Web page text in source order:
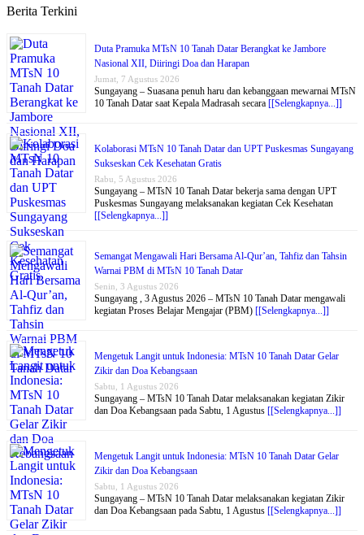
Berita Terkini
Duta Pramuka MTsN 10 Tanah Datar Berangkat ke Jambore
Nasional XII, Diiringi Doa dan Harapan
Jumat, 7 Agustus 2026
Sungayang – Suasana penuh haru dan kebanggaan mewarnai MTsN
10 Tanah Datar saat Kepala Madrasah secara [[Selengkapnya...]]
Kolaborasi MTsN 10 Tanah Datar dan UPT Puskesmas Sungayang
Sukseskan Cek Kesehatan Gratis
Rabu, 5 Agustus 2026
Sungayang – MTsN 10 Tanah Datar bekerja sama dengan UPT
Puskesmas Sungayang melaksanakan kegiatan Cek Kesehatan
[[Selengkapnya...]]
Semangat Mengawali Hari Bersama Al-Qur’an, Tahfiz dan Tahsin
Warnai PBM di MTsN 10 Tanah Datar
Senin, 3 Agustus 2026
Sungayang , 3 Agustus 2026 – MTsN 10 Tanah Datar mengawali
kegiatan Proses Belajar Mengajar (PBM) [[Selengkapnya...]]
Mengetuk Langit untuk Indonesia: MTsN 10 Tanah Datar Gelar
Zikir dan Doa Kebangsaan
Sabtu, 1 Agustus 2026
Sungayang – MTsN 10 Tanah Datar melaksanakan kegiatan Zikir
dan Doa Kebangsaan pada Sabtu, 1 Agustus [[Selengkapnya...]]
Mengetuk Langit untuk Indonesia: MTsN 10 Tanah Datar Gelar
Zikir dan Doa Kebangsaan
Sabtu, 1 Agustus 2026
Sungayang – MTsN 10 Tanah Datar melaksanakan kegiatan Zikir
dan Doa Kebangsaan pada Sabtu, 1 Agustus [[Selengkapnya...]]